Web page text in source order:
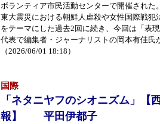
ボランティア市民活動センターで開催された
東大震災における朝鮮人虐殺や女性国際戦犯
をテーマにした過去2回に続き、今回は「表
代表で編集者・ジャーナリストの岡本有佳氏
（2026/06/01 18:18）
国際
「ネタニヤフのシオニズム」【
報】 平田伊都子